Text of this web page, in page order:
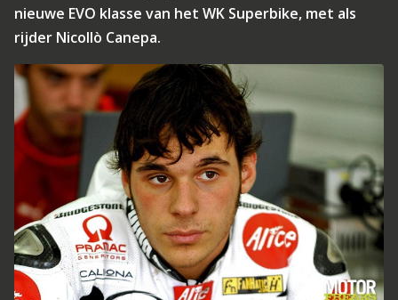
nieuwe EVO klasse van het WK Superbike, met als
rijder Nicollò Canepa.